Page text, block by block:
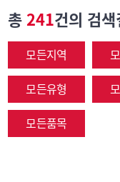
총 241건의 검
모든지역
모든유형
모든품목